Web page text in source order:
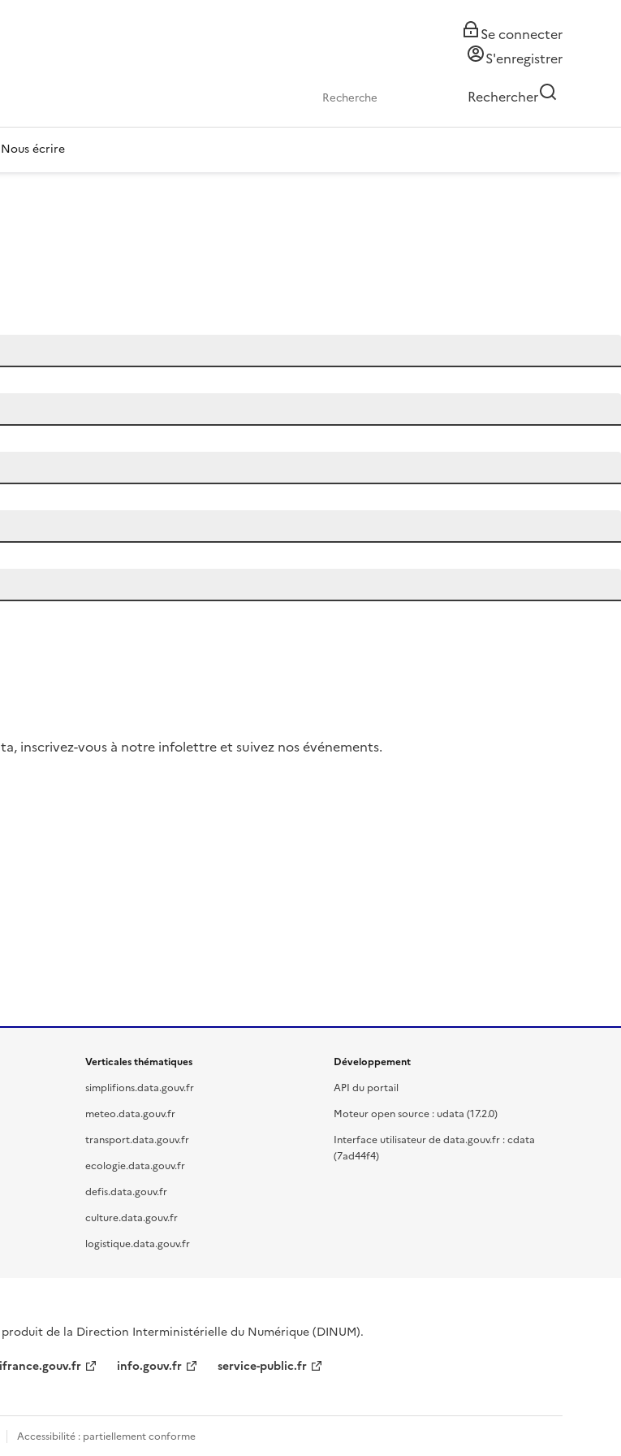
Se connecter
S'enregistrer
Rechercher
Nous écrire
inscrivez-vous à notre infolettre et suivez nos événements.
Verticales thématiques
simplifions.data.gouv.fr
meteo.data.gouv.fr
transport.data.gouv.fr
ecologie.data.gouv.fr
defis.data.gouv.fr
culture.data.gouv.fr
logistique.data.gouv.fr
Développement
API du portail
Moteur open source : udata (17.2.0)
Interface utilisateur de data.gouv.fr : cdata
(7ad44f4)
produit de la Direction Interministérielle du Numérique (DINUM).
info.gouv.fr service-public.fr
Accessibilité : partiellement conforme